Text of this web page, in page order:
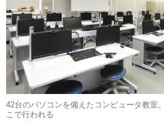
42台のパソコンを備えたコンピュータ教室
こで行われる